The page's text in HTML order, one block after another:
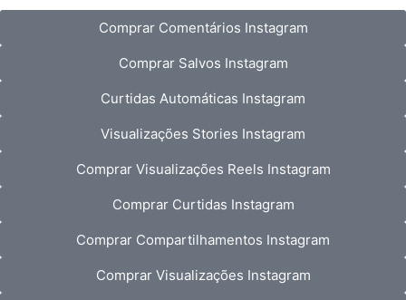
Comprar Comentários Instagram
Comprar Salvos Instagram
Curtidas Automáticas Instagram
Visualizações Stories Instagram
Comprar Visualizações Reels Instagram
Comprar Curtidas Instagram
Comprar Compartilhamentos Instagram
Comprar Visualizações Instagram